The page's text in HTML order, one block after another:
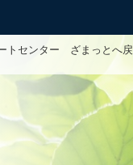
トセンター ざまっとへ戻